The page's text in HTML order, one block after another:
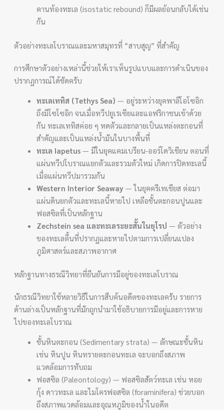
คานท้องทะเล (isostatic rebound) ก็มีผลย้อนกลับได้เช่น
กัน
ตัวอย่างทะเลโบราณและมหาสมุทรที่ “สาบสูญ” ที่สำคัญ
การศึกษาตัวอย่างเหล่านี้ช่วยให้เราเห็นรูปแบบและการดำเนินของ
ปรากฏการณ์ได้ชัดครับ
ทะเลเททิส (Tethys Sea) — อยู่ระหว่างยุคพาลีโอโซอิก
ถึงมีโซโซอิก จนเมื่อทวีปยูเรเซียและแอฟริกาชนเข้าด้วย
กัน ทะเลเททิสค่อย ๆ หดตัวและกลายเป็นแหล่งตะกอนที่
สำคัญและเป็นแหล่งน้ำมันในบางพื้นที่
ทะเล Iapetus — มีในยุคแคมเบรียน-ออร์โดวิเชียน ตอนที่
แผ่นทวีปโบราณแยกตัวและรวมตัวใหม่ เกิดการปิดทะเลนี้
เมื่อแผ่นทวีปมารวมกัน
Western Interior Seaway — ในยุคครีเทเชียส ต่อมา
แผ่นดินยกตัวและทะเลนี้หายไป เหลือชั้นตะกอนปูนและ
ฟอสซิลที่เป็นหลักฐาน
Zechstein sea และทะเลระยะสั้นในยุโรป — ตัวอย่าง
ของทะเลตื้นที่ปรากฏและหายไปตามการเปลี่ยนแปลง
ภูมิศาสตร์และสภาพอากาศ
หลักฐานทางธรณีวิทยาที่ยืนยันการมีอยู่ของทะเลโบราณ
นักธรณีวิทยาใช้หลายวิธีในการสืบค้นอดีตของทะเลครับ รายการ
ด้านล่างเป็นหลักฐานที่มักถูกนำมาใช้อธิบายการมีอยู่และการหาย
ไปของทะเลโบราณ
ชั้นหินตะกอน (Sedimentary strata) — ลักษณะชั้นหิน
เช่น หินปูน หินทรายตะกอนทะเล จะบอกถึงสภาพ
แวดล้อมการทับถม
ฟอสซิล (Paleontology) — ฟอสซิลสัตว์ทะเล เช่น หอย
กุ้ง ดาวทะเล และไมโครฟอสซิล (foraminifera) ช่วยบอก
ถึงสภาพแวดล้อมและอุณหภูมิของน้ำในอดีต